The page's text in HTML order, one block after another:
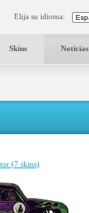
Elija su idioma:
Skins Noticias
(7 skins)